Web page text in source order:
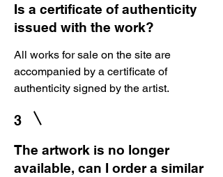
Is a certificate of authenticity
issued with the work?
All works for sale on the site are
accompanied by a certificate of
authenticity signed by the artist.
3
The artwork is no longer
available, can I order a similar